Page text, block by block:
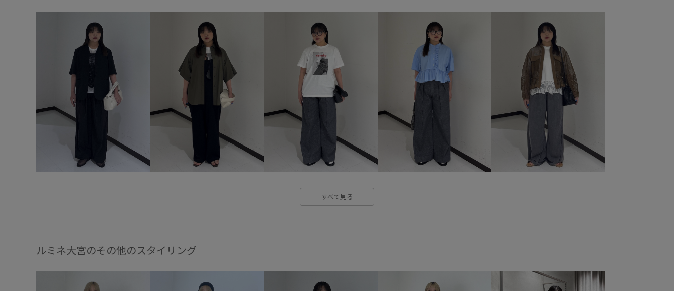
ボリューム感 ルーズ
ローウエスト 合わせやすい
快適な着心地 牛革 耐久性 長く使える
すべて見る
ルミネ大宮のその他のスタイリング